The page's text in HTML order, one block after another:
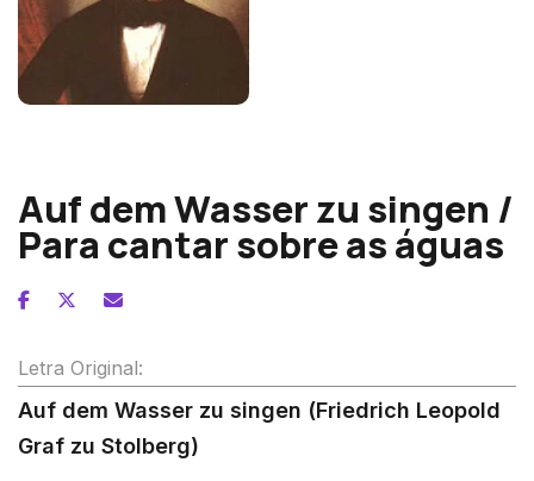
Auf dem Wasser zu singen /
Para cantar sobre as águas
Letra Original:
Auf dem Wasser zu singen (Friedrich Leopold
Graf zu Stolberg)